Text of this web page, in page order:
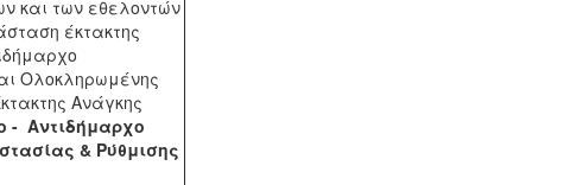
και των εθελοντών
έκτακτης
Ολοκληρωμένης
Ανάγκης
- Αντιδήμαρχο
& Ρύθμισης